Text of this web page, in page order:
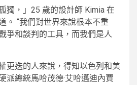
獨，」25 歲的設計師 Kimia 在
。 “我們對世界來說根本不重
爭和談判的工具，而我們是人
更迭的人來說，得知以色列和美
派總統馬哈茂德·艾哈邁迪內賈